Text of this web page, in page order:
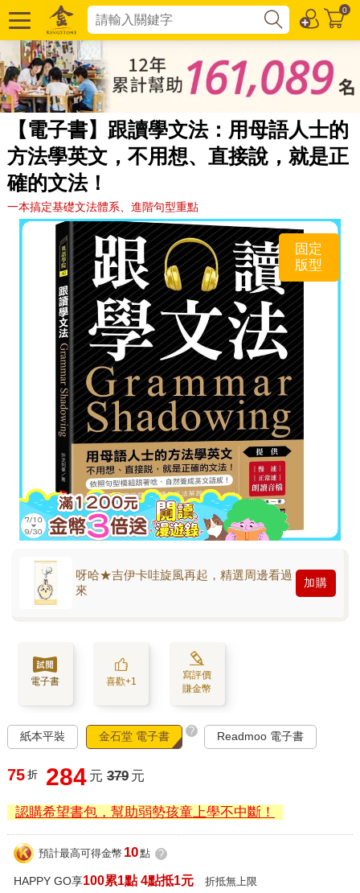
0
【電子書】跟讀學文法：用母語人士的
方法學英文，不用想、直接說，就是正
確的文法！
一本搞定基礎文法體系、進階句型重點
固定
版型
呀哈★吉伊卡哇旋風再起，精選周邊看過
來
加購
電子書 喜歡+1
寫評價
賺金幣
紙本平裝 金石堂 電子書 ? Readmoo 電子書
75 折 284 元 379 元
認購希望書包，幫助弱勢孩童上學不中斷！
預計最高可得金幣 10點 ?
HAPPY GO享100累1點 4點抵1元 折抵無上限